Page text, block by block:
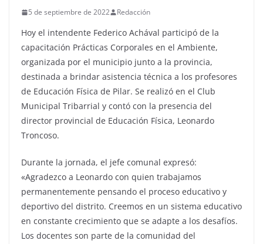
5 de septiembre de 2022 Redacción
Hoy el intendente Federico Achával participó de la
capacitación Prácticas Corporales en el Ambiente,
organizada por el municipio junto a la provincia,
destinada a brindar asistencia técnica a los profesores
de Educación Física de Pilar. Se realizó en el Club
Municipal Tribarrial y contó con la presencia del
director provincial de Educación Física, Leonardo
Troncoso.
Durante la jornada, el jefe comunal expresó:
«Agradezco a Leonardo con quien trabajamos
permanentemente pensando el proceso educativo y
deportivo del distrito. Creemos en un sistema educativo
en constante crecimiento que se adapte a los desafíos.
Los docentes son parte de la comunidad del